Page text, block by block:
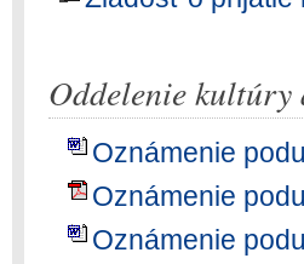
Oddelenie kultúry
Oznámenie
Oznámenie
Oznámenie